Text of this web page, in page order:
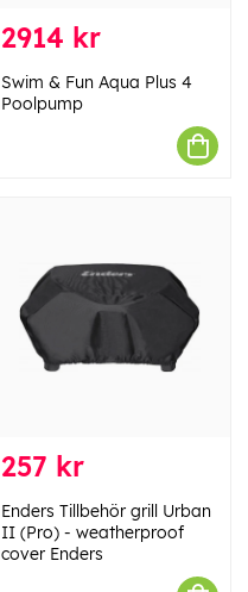
2914 kr
Swim & Fun Aqua Plus 4
Poolpump
257 kr
Enders Tillbehör grill Urban
II (Pro) - weatherproof
cover Enders